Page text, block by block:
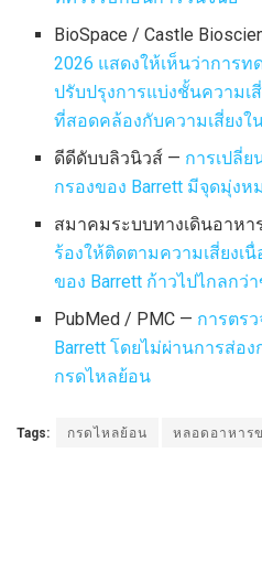
BioSpace / Castle
2026 แสดงให้เห็นว่าการท
ปรับปรุงการแบ่งชั้นความเ
ที่สอดคล้องกับความเสี่ยงใ
ดีดีดับบลิวนิวส์ — การเปลี่
กรองของ Barrett มีจุดมุ่ง
สมาคมระบบทางเดินอาหา
ร้องให้ติดตามความเสี่ยงเ
ของ Barrett ก้าวไปไกลก
PubMed / PMC — การตร
Barrett โดยไม่ผ่านการส่อ
กรดไหลย้อน
Tags: กรดไหลย้อน หลอดอาหาร